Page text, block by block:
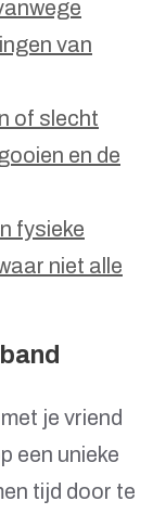
van
of slecht
en de
fysieke
niet alle
je vriend
een unieke
tijd door te